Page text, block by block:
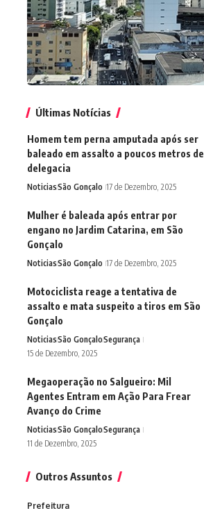
Últimas Notícias
Homem tem perna amputada após ser
baleado em assalto a poucos metros de
delegacia
NoticiasSão Gonçalo 17 de Dezembro, 2025
Mulher é baleada após entrar por
engano no Jardim Catarina, em São
Gonçalo
NoticiasSão Gonçalo 17 de Dezembro, 2025
Motociclista reage a tentativa de
assalto e mata suspeito a tiros em São
Gonçalo
NoticiasSão GonçaloSegurança
15 de Dezembro, 2025
Megaoperação no Salgueiro: Mil
Agentes Entram em Ação Para Frear
Avanço do Crime
NoticiasSão GonçaloSegurança
11 de Dezembro, 2025
Outros Assuntos
Prefeitura